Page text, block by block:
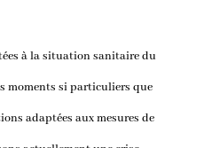
à la situation sanitaire du
moments si particuliers que
adaptées aux mesures de